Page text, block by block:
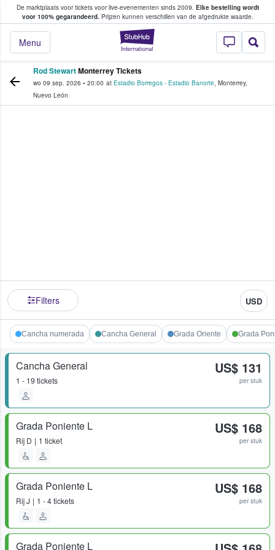
De marktplaats voor tickets voor live-evenementen sinds 2009. Elke bestelling wordt
voor 100% gegarandeerd.Prijzen kunnen verschillen van de afgedrukte waarde.
StubHub: waar
Menu
tickets kopen en verkopen
Rod StewartMonterrey Tickets
wo 09 sep. 2026 • 20:00 at Estadio Borregos - Estadio Banorte, Monterrey,
Nuevo León
Filters USD
Cancha numerada Cancha General Grada Oriente Grada
Cancha General
1 - 19 tickets
US$ 131
per stuk
Grada Poniente L
Rij D 1 ticket
US$ 168
per stuk
Grada Poniente L
RijJ 1 - 4 tickets
US$ 168
per stuk
Grada Poniente L